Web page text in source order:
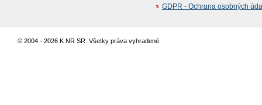
GDPR - Ochrana osobných
© 2004 - 2026 K NR SR. Všetky práva vyhradené.